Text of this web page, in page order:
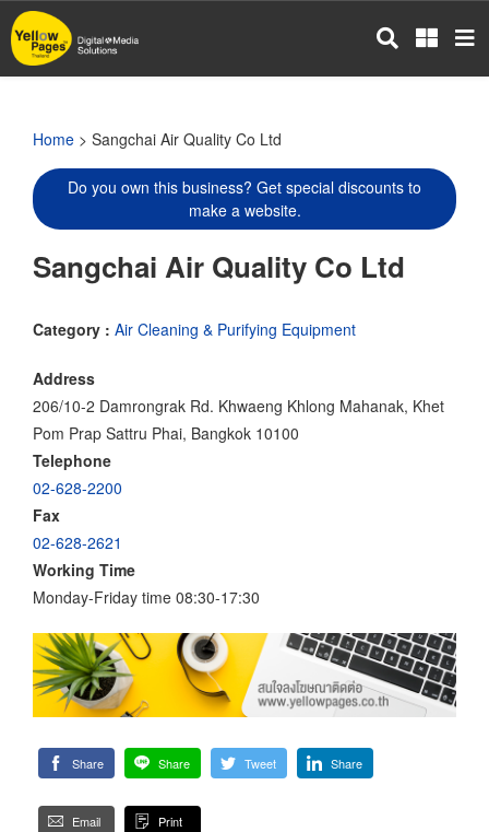
Skip
to
main
Home > Sangchai Air Quality Co Ltd
Do you own this business? Get special discounts to
make a website.
Sangchai Air Quality Co Ltd
Category : Air Cleaning & Purifying Equipment
Address
206/10-2 Damrongrak Rd. Khwaeng Khlong Mahanak, Khet
Pom Prap Sattru Phai, Bangkok 10100
Telephone
02-628-2200
Fax
02-628-2621
Working Time
Monday-Friday time 08:30-17:30
Share Share Tweet Share
Email Print